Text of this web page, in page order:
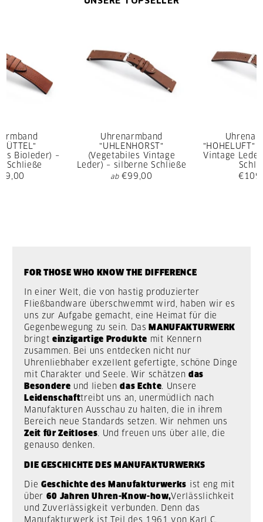
Uhrenarmband
"UHLENHORST"
(Vegetabiles Vintage
Leder) – silberne Schließe
ab €99,00
"HOHELUFT"
Vintage
Bioleder) –
Schließe
FOR THOSE WHO KNOW THE DIFFERENCE
In einer Welt, die von hastig produzierter
Fließbandware überschwemmt wird, haben wir es
uns zur Aufgabe gemacht, eine Heimat für die
Gegenbewegung zu sein. Das MANUFAKTURWERK
bringt einzigartige Produkte mit Kennern
zusammen. Bei uns entdecken nicht nur
Uhrenliebhaber exzellent gefertigte, schöne Dinge
mit Charakter und Seele. Wir schätzen das
Besondere und liebendas Echte. Unsere
Leidenschafttreibt uns an, unermüdlich nach
Manufakturen Ausschau zu halten, die in ihrem
Bereich neue Standards setzen. Wir nehmen uns
Zeit für Zeitloses. Und freuen uns über alle, die
genauso denken.
DIE GESCHICHTE DES MANUFAKTURWERKS
Die Geschichte des Manufakturwerks ist eng mit
über 60 Jahren Uhren-Know-how,Verlässlichkeit
und Zuverlässigkeit verbunden. Denn das
Manufakturwerk ist Teil des 1961 von Karl C.